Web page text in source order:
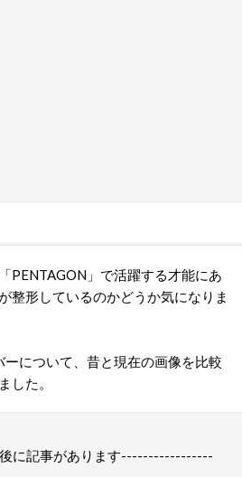
PENTAGON」で活躍する才能にあ
整形しているのかどうか気になりま
について、昔と現在の画像を比較
した。
に記事があります-----------------